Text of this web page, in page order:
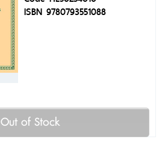
ISBN 9780793551088
Out of Stock